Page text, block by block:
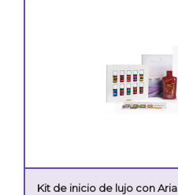
Kit de inicio de lujo con Aria